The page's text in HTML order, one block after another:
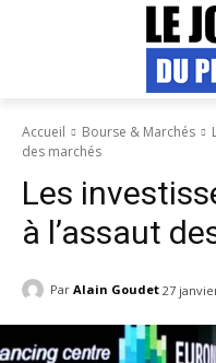
Accueil Bourse & Marchés
des marchés
Les
à l’assaut
Par Alain Goudet 27